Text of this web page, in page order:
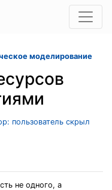
моделирование
пользователь скрыл
не одного, а